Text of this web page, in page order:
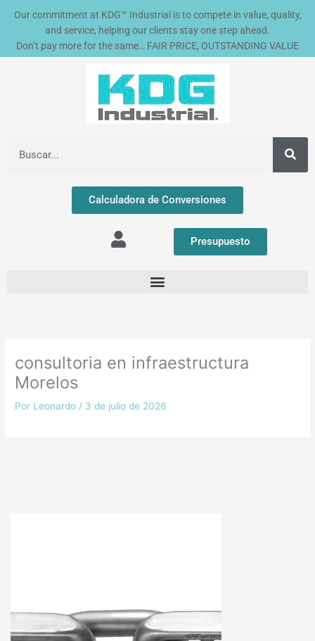
Our commitment at KDG™ Industrial is to compete in value, quality,
and service, helping our clients stay one step ahead.
Don’t pay more for the same… FAIR PRICE, OUTSTANDING VALUE
Calculadora de Conversiones
Presupuesto
consultoria en infraestructura
Morelos
Por Leonardo / 3 de julio de 2026